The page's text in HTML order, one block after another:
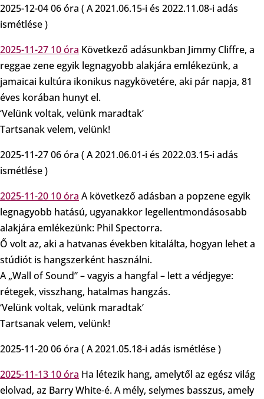
2025-12-04 06 óra ( A 2021.06.15-i és 2022.11.08-i adás
ismétlése )
2025-11-27 10 óra Következő adásunkban Jimmy Cliffre, a
reggae zene egyik legnagyobb alakjára emlékezünk, a
jamaicai kultúra ikonikus nagykövetére, aki pár napja, 81
éves korában hunyt el.
‘Velünk voltak, velünk maradtak’
Tartsanak velem, velünk!
2025-11-27 06 óra ( A 2021.06.01-i és 2022.03.15-i adás
ismétlése )
2025-11-20 10 óra A következő adásban a popzene egyik
legnagyobb hatású, ugyanakkor legellentmondásosabb
alakjára emlékezünk: Phil Spectorra.
Ő volt az, aki a hatvanas években kitalálta, hogyan lehet a
stúdiót is hangszerként használni.
A „Wall of Sound” – vagyis a hangfal – lett a védjegye:
rétegek, visszhang, hatalmas hangzás.
‘Velünk voltak, velünk maradtak’
Tartsanak velem, velünk!
2025-11-20 06 óra ( A 2021.05.18-i adás ismétlése )
2025-11-13 10 óra Ha létezik hang, amelytől az egész világ
elolvad, az Barry White-é. A mély, selymes basszus, amely